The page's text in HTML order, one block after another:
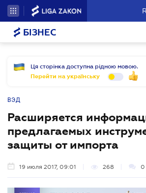
БІЗНЕС
Ця сторінка доступна рідною мовою.
Перейти на українську
ВЭД
Расширяется
предлагаемых
защиты от импорта
19 июля 2017, 09:01 268 0